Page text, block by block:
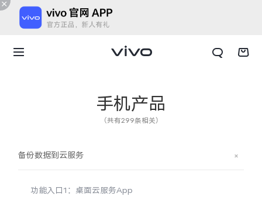
手机产品
（共有299条相关）
备份数据到云服务
功能入口1：桌面云服务App